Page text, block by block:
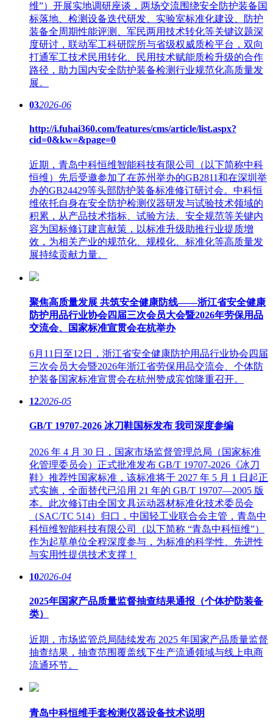
维”）开展实地调研座谈，两场交流围绕安全防护装备国
标落地、检测设备迭代研发、实验室标准化建设、防护
装备全周期性能评测、军民两用技术转化等关键议题深
度研讨，联动军工科研院所与省级权威质检平台，双向
打通军工技术民用转化、民用技术赋能质检升级的合作
路径，助力国内安全防护装备检测行业规范化高质量发
展。
032026-06
http://i.fuhai360.com/features/cms/article/list.aspx?
cid=0&kw=&page=0
近期，青岛中科恒维智能科技有限公司（以下简称中科
恒维）先后受邀参加了在苏州举办的GB2811和在深圳举
办的GB24429等头部防护装备标准修订研讨会。中科恒
维依托自身在安全防护检测仪器研发与试验技术领域的
积累，从产品技术指标、试验方法、安全规范等关键内
容为国标修订建言献策，以标准升级助推行业提质增
效，为相关产业的规范化、规模化、标准化等高质量发
展持续贡献力量。
聚焦高质量发展 共筑安全健康防线——浙江省安全健康
防护用品行业协会四届三次会员大会暨2026年劳保用品
交流会、国家标准宣贯会在杭举办
6月11日至12日，浙江省安全健康防护用品行业协会四届
三次会员大会暨2026年浙江省劳保用品交流会、个体防
护装备国家标准宣贯会在杭州赞成宾馆隆重召开。
122026-05
GB/T 19707-2026 冰刀鞋国标发布 我司深度参编
2026 年 4 月 30 日，国家市场监督管理总局（国家标准
化管理委员会）正式批准发布 GB/T 19707-2026《冰刀
鞋》推荐性国家标准，该标准将于 2027 年 5 月 1 日起正
式实施，全面替代已沿用 21 年的 GB/T 19707—2005 版
本。此次修订由全国文具运动器材标准化技术委员会
（SAC/TC 514）归口，中国轻工业联合会主管，青岛中
科恒维智能科技有限公司（以下简称 “青岛中科恒维”）
作为起草单位全程深度参与，为标准的科学性、先进性
与实用性提供技术支撑！
102026-04
2025年国家产品质量监督抽查结果通报（个体护防装备
类）
近期，市场监管总局陆续发布 2025 年国家产品质量监督
抽查结果，抽查范围覆盖线下生产流通领域与线上电商
流通环节。
青岛中科恒维手套检测仪器设备技术说明